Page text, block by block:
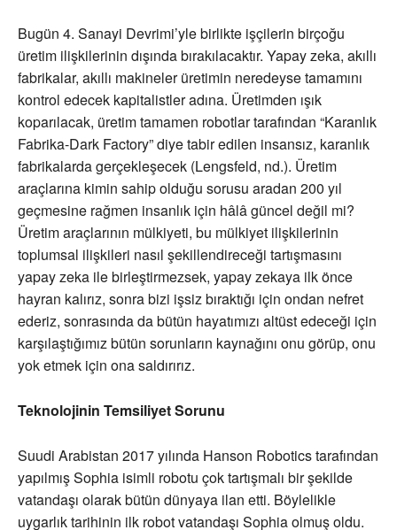
Bugün 4. Sanayi Devrimi’yle birlikte işçilerin birçoğu
üretim ilişkilerinin dışında bırakılacaktır. Yapay zeka, akıllı
fabrikalar, akıllı makineler üretimin neredeyse tamamını
kontrol edecek kapitalistler adına. Üretimden ışık
koparılacak, üretim tamamen robotlar tarafından “Karanlık
Fabrika-Dark Factory” diye tabir edilen insansız, karanlık
fabrikalarda gerçekleşecek (Lengsfeld, nd.). Üretim
araçlarına kimin sahip olduğu sorusu aradan 200 yıl
geçmesine rağmen insanlık için hâlâ güncel değil mi?
Üretim araçlarının mülkiyeti, bu mülkiyet ilişkilerinin
toplumsal ilişkileri nasıl şekillendireceği tartışmasını
yapay zeka ile birleştirmezsek, yapay zekaya ilk önce
hayran kalırız, sonra bizi işsiz bıraktığı için ondan nefret
ederiz, sonrasında da bütün hayatımızı altüst edeceği için
karşılaştığımız bütün sorunların kaynağını onu görüp, onu
yok etmek için ona saldırırız.
Teknolojinin Temsiliyet Sorunu
Suudi Arabistan 2017 yılında Hanson Robotics tarafından
yapılmış Sophia isimli robotu çok tartışmalı bir şekilde
vatandaşı olarak bütün dünyaya ilan etti. Böylelikle
uygarlık tarihinin ilk robot vatandaşı Sophia olmuş oldu.